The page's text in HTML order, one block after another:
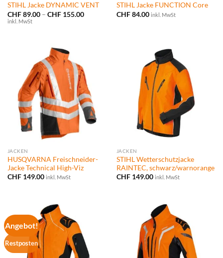
STIHL Jacke DYNAMIC VENT
CHF89.00 – CHF155.00Preisspanne:
inkl. MwSt
STIHL Jacke FUNCTION Core
CHF84.00 inkl. MwSt
JACKEN
HUSQVARNA Freischneider-
Jacke Technical High-Viz
CHF149.00 inkl. MwSt
JACKEN
STIHL Wetterschutzjacke
RAINTEC, schwarz/warnorange
CHF149.00 inkl. MwSt
Angebot!
Restposten